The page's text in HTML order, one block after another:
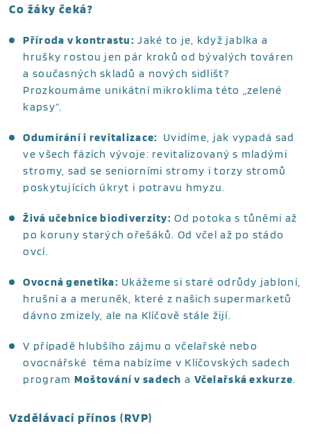
Co žáky čeká?
Příroda v kontrastu: Jaké to je, když jablka a
hrušky rostou jen pár kroků od bývalých továren
a současných skladů a nových sidlišt?
Prozkoumáme unikátní mikroklima této „zelené
kapsy“.
Odumírání i revitalizace: Uvidíme, jak vypadá sad
ve všech fázích vývoje: revitalizovaný s mladými
stromy, sad se seniorními stromy i torzy stromů
poskytujících úkryt i potravu hmyzu.
Živá učebnice biodiverzity: Od potoka s tůněmi až
po koruny starých ořešáků. Od včel až po stádo
ovcí.
Ovocná genetika: Ukážeme si staré odrůdy jabloní,
hrušní a a meruněk, které z našich supermarketů
dávno zmizely, ale na Klíčově stále žijí.
V případě hlubšího zájmu o včelařské nebo
ovocnářské téma nabízíme v Klíčovských sadech
program Moštování v sadech a Včelařská exkurze.
Vzdělávací přínos (RVP)